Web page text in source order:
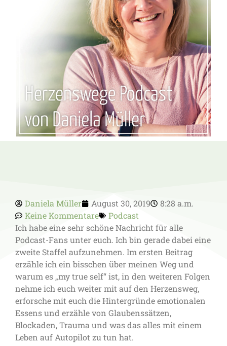
Daniela Müller August 30, 2019
8:28 a.m.
Keine Kommentare
Podcast
Ich habe eine sehr schöne Nachricht für alle
Podcast-Fans unter euch. Ich bin gerade dabei eine
zweite Staffel aufzunehmen. Im ersten Beitrag
erzähle ich ein bisschen über meinen Weg und
warum es „my true self“ ist, in den weiteren Folgen
nehme ich euch weiter mit auf den Herzensweg,
erforsche mit euch die Hintergründe emotionalen
Essens und erzähle von Glaubenssätzen,
Blockaden, Trauma und was das alles mit einem
Leben auf Autopilot zu tun hat.